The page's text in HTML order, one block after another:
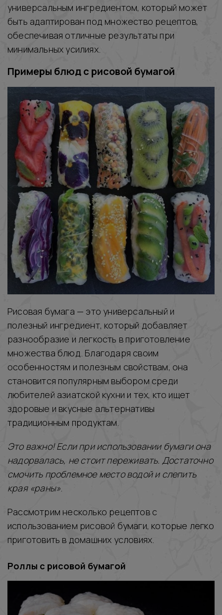
универсальным ингредиентом, который может
быть адаптирован под множество рецептов,
обеспечивая отличные результаты при
минимальных усилиях.
Примеры блюд с рисовой бумагой
Рисовая бумага — это универсальный и
полезный ингредиент, который добавляет
разнообразие и легкость в приготовление
множества блюд. Благодаря своим
особенностям и полезным свойствам, она
становится популярным выбором среди
любителей азиатской кухни и тех, кто ищет
здоровые и вкусные альтернативы
традиционным продуктам.
Это важно! Если при использовании бумаги она
надорвалась, не стоит переживать. Достаточно
смочить проблемное место водой и слепить
края «раны».
Рассмотрим несколько рецептов с
использованием рисовой бумаги, которые легко
приготовить в домашних условиях.
Роллы с рисовой бумагой